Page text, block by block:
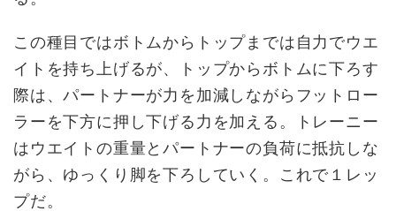
この種目ではボトムからトップまでは自力でウエ
イトを持ち上げるが、トップからボトムに下ろす
際は、パートナーが力を加減しながらフットロー
ラーを下方に押し下げる力を加える。トレーニー
はウエイトの重量とパートナーの負荷に抵抗しな
がら、ゆっくり脚を下ろしていく。これで１レッ
プだ。